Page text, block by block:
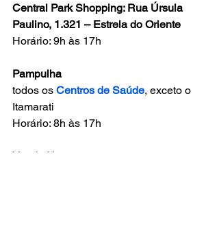
Central Park Shopping: Rua Úrsula
Paulino, 1.321 – Estrela do Oriente
Horário: 9h às 17h
Pampulha
todos os Centros de Saúde, exceto o
Itamarati
Horário: 8h às 17h
Venda Nova